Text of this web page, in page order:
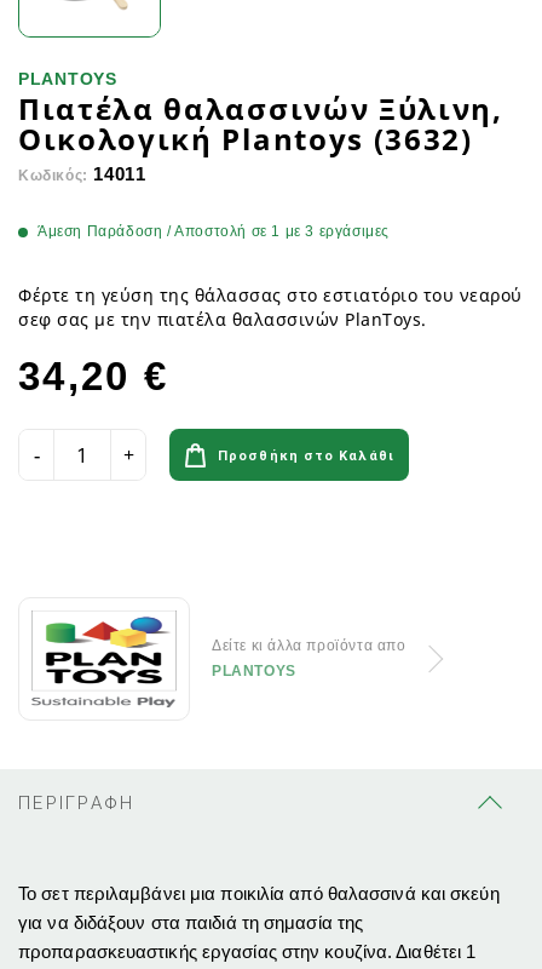
PLANTOYS
Πιατέλα θαλασσινών Ξύλινη,
Οικολογική Plantoys (3632)
Κωδικός: 14011
Άμεση Παράδοση / Αποστολή σε 1 με 3 εργάσιμες
Φέρτε τη γεύση της θάλασσας στο εστιατόριο του νεαρού
σεφ σας με την πιατέλα θαλασσινών PlanToys.
34,20 €
Προσθήκη στο Καλάθι
Δείτε κι άλλα προϊόντα απο
PLANTOYS
ΠΕΡΙΓΡΑΦΗ
Το σετ περιλαμβάνει μια ποικιλία από θαλασσινά και σκεύη
για να διδάξουν στα παιδιά τη σημασία της
προπαρασκευαστικής εργασίας στην κουζίνα.Διαθέτει 1